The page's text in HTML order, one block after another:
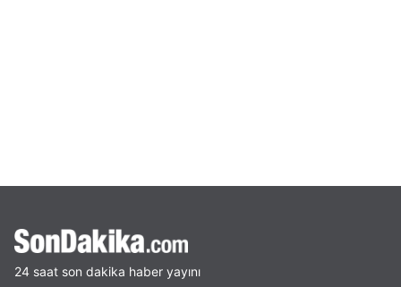
24 saat son dakika haber yayını